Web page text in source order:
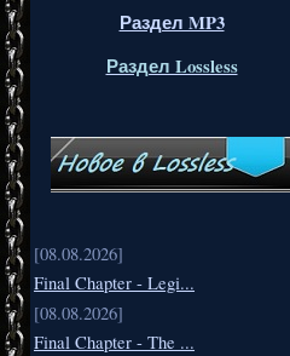
Раздел MP3
Раздел Lossless
[08.08.2026]
Final Chapter - Legi...
[08.08.2026]
Final Chapter - The ...